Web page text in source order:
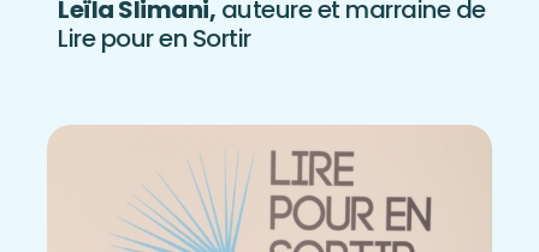
Leïla Slimani, auteure et marraine de
Lire pour en Sortir